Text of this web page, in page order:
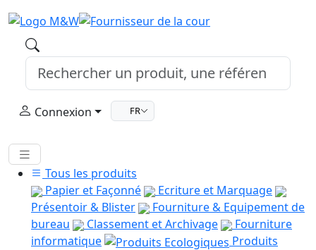
Connexion FR
Tous les produits
Papier et Façonné
Ecriture et Marquage
Présentoir & Blister
Fourniture & Equipement de
bureau
Classement et Archivage
Fourniture
informatique
Produits